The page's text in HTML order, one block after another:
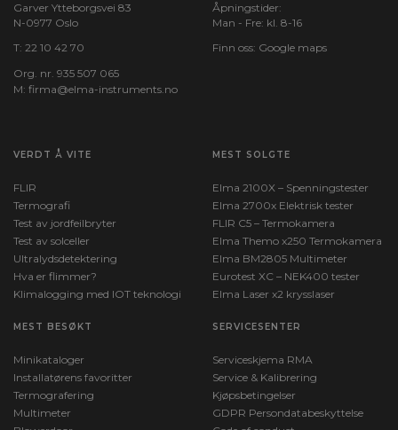
Garver Ytteborgsvei 83
N-0977 Oslo
T: 22 10 42 70
Org. nr. 935 507 065
M: firma@elma-instruments.no​
Åpningstider:
Man - Fre: kl. 8-16
Finn oss: Google maps
VERDT Å VITE
FLIR
Termografi
Test av jordfeilbryter
Test av solceller
Ultralydsdetektering
Hva er flimmer?
Klimalogging med IOT teknologi
MEST SOLGTE
Elma 2100X – Spenningstester
Elma 2700x Elektrisk tester
FLIR C5 – Termokamera
Elma Themo x250 Termokamera
Elma BM2805 Multimeter
Eurotest XC – NEK400 tester
Elma Laser x2 krysslaser
MEST BESØKT
Minikataloger
Installatørens favoritter
Termografering
Multimeter
SERVICESENTER
Serviceskjema RMA
Service & Kalibrering
Kjøpsbetingelser
GDPR Persondatabeskyttelse